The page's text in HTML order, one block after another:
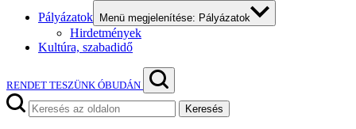
Pályázatok
Menü megjelenítése: Pályázatok
Hirdetmények
Kultúra, szabadidő
RENDET TESZÜNK ÓBUDÁN
Keresés